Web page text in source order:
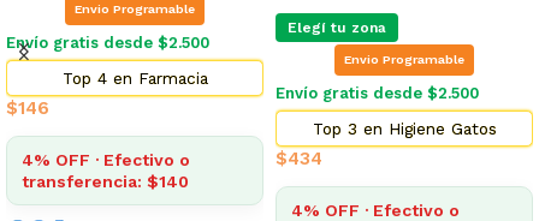
Envio Programable
Envío gratis desde $2.500
Top 4 en Farmacia
$146
4% OFF · Efectivo o
transferencia: $140
Elegí tu zona
Envio Programable
Envío gratis desde $2.500
Top 3 en Higiene Gatos
$434
4% OFF · Efectivo o